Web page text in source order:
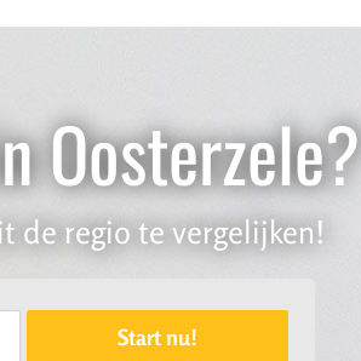
Oosterzele?
de regio te vergelijken!
Start nu!